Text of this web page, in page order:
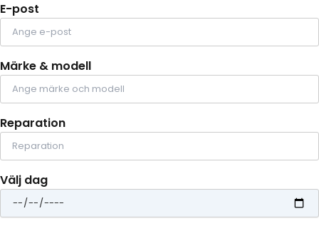
E-post
Märke & modell
Reparation
Välj dag